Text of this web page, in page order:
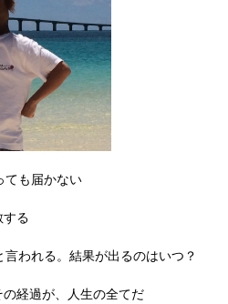
ても届かない
る
われる。結果が出るのはいつ？
経過が、人生の全てだ